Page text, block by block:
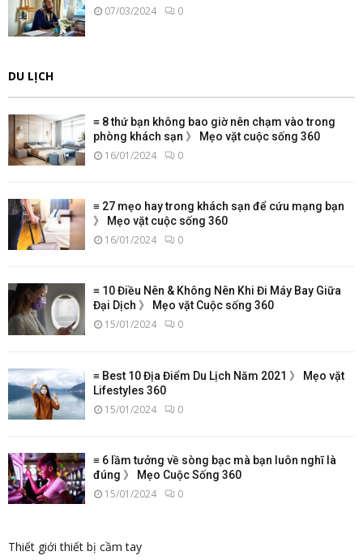
07/03/2024 0
DU LỊCH
≡ 8 thứ bạn không bao giờ nên chạm vào trong
phòng khách sạn 》 Mẹo vặt cuộc sống 360
16/01/2024 0
≡ 27 mẹo hay trong khách sạn để cứu mạng bạn
》 Mẹo vặt cuộc sống 360
16/01/2024 0
≡ 10 Điều Nên & Không Nên Khi Đi Máy Bay Giữa
Đại Dịch 》 Mẹo vặt Cuộc sống 360
15/01/2024 0
≡ Best 10 Địa Điểm Du Lịch Năm 2021 》 Mẹo vặt
Lifestyles 360
15/01/2024 0
≡ 6 lầm tưởng về sòng bạc mà bạn luôn nghĩ là
đúng 》 Mẹo Cuộc Sống 360
15/01/2024 0
Thiết giới thiết bị cầm tay